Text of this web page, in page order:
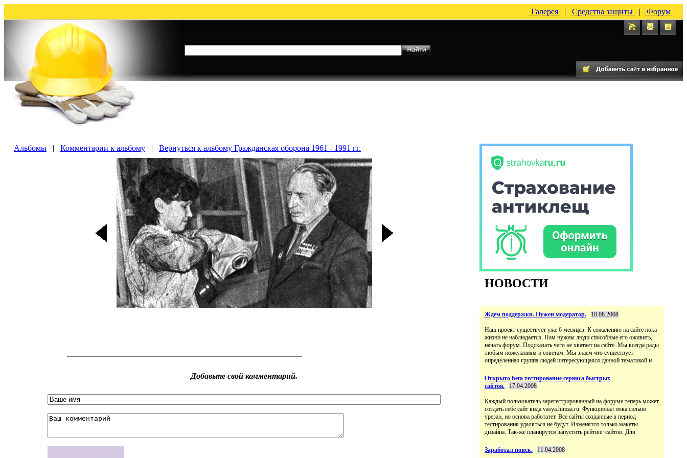
Галерея | Средства защиты | Форум
Альбомы | Комментарии к альбому | Вернуться к альбому Гражданская оборона 1961 - 1991 гг.
Добавьте свой комментарий.
НОВОСТИ
Ждем поддержки. Нужен модератор. 18.08.2008
Наш проект существует уже 6 месяцев. К сожалению на сайте пока
жизни не наблюдается. Нам нужны люди способные его оживить,
начать форум. Подсказать чего не хватает на сайте. Мы всегда рады
любым пожеланиям и советам. Мы знаем что существует
определенная группа людей интересующаяся данной тематикой и
Открыто beta тестирование сервиса быстрых
сайтов.
17.04.2008
Каждый пользователь зарегестрированный на форуме теперь может
создать себе сайт вида vasya.himza.ru. Функционал пока сильно
урезан, но основа работатет. Все сайты созданные в период
тестирования удаляться не будут. Изменятся только макеты
дизайна. Так-же планирутся запустить рейтинг сайтов. Для
Заработал поиск. 11.04.2008